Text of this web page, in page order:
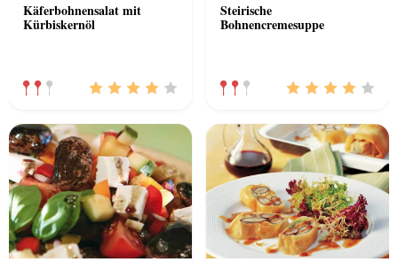
Käferbohnensalat mit
Kürbiskernöl
Steirische
Bohnencremesuppe